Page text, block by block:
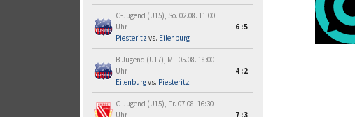
C-Jugend (U15), So. 02.08. 11:00
Uhr
Piesteritz vs. Eilenburg
6:5
B-Jugend (U17), Mi. 05.08. 18:00
Uhr
Eilenburgvs. Piesteritz
4:2
C-Jugend (U15), Fr. 07.08. 16:30